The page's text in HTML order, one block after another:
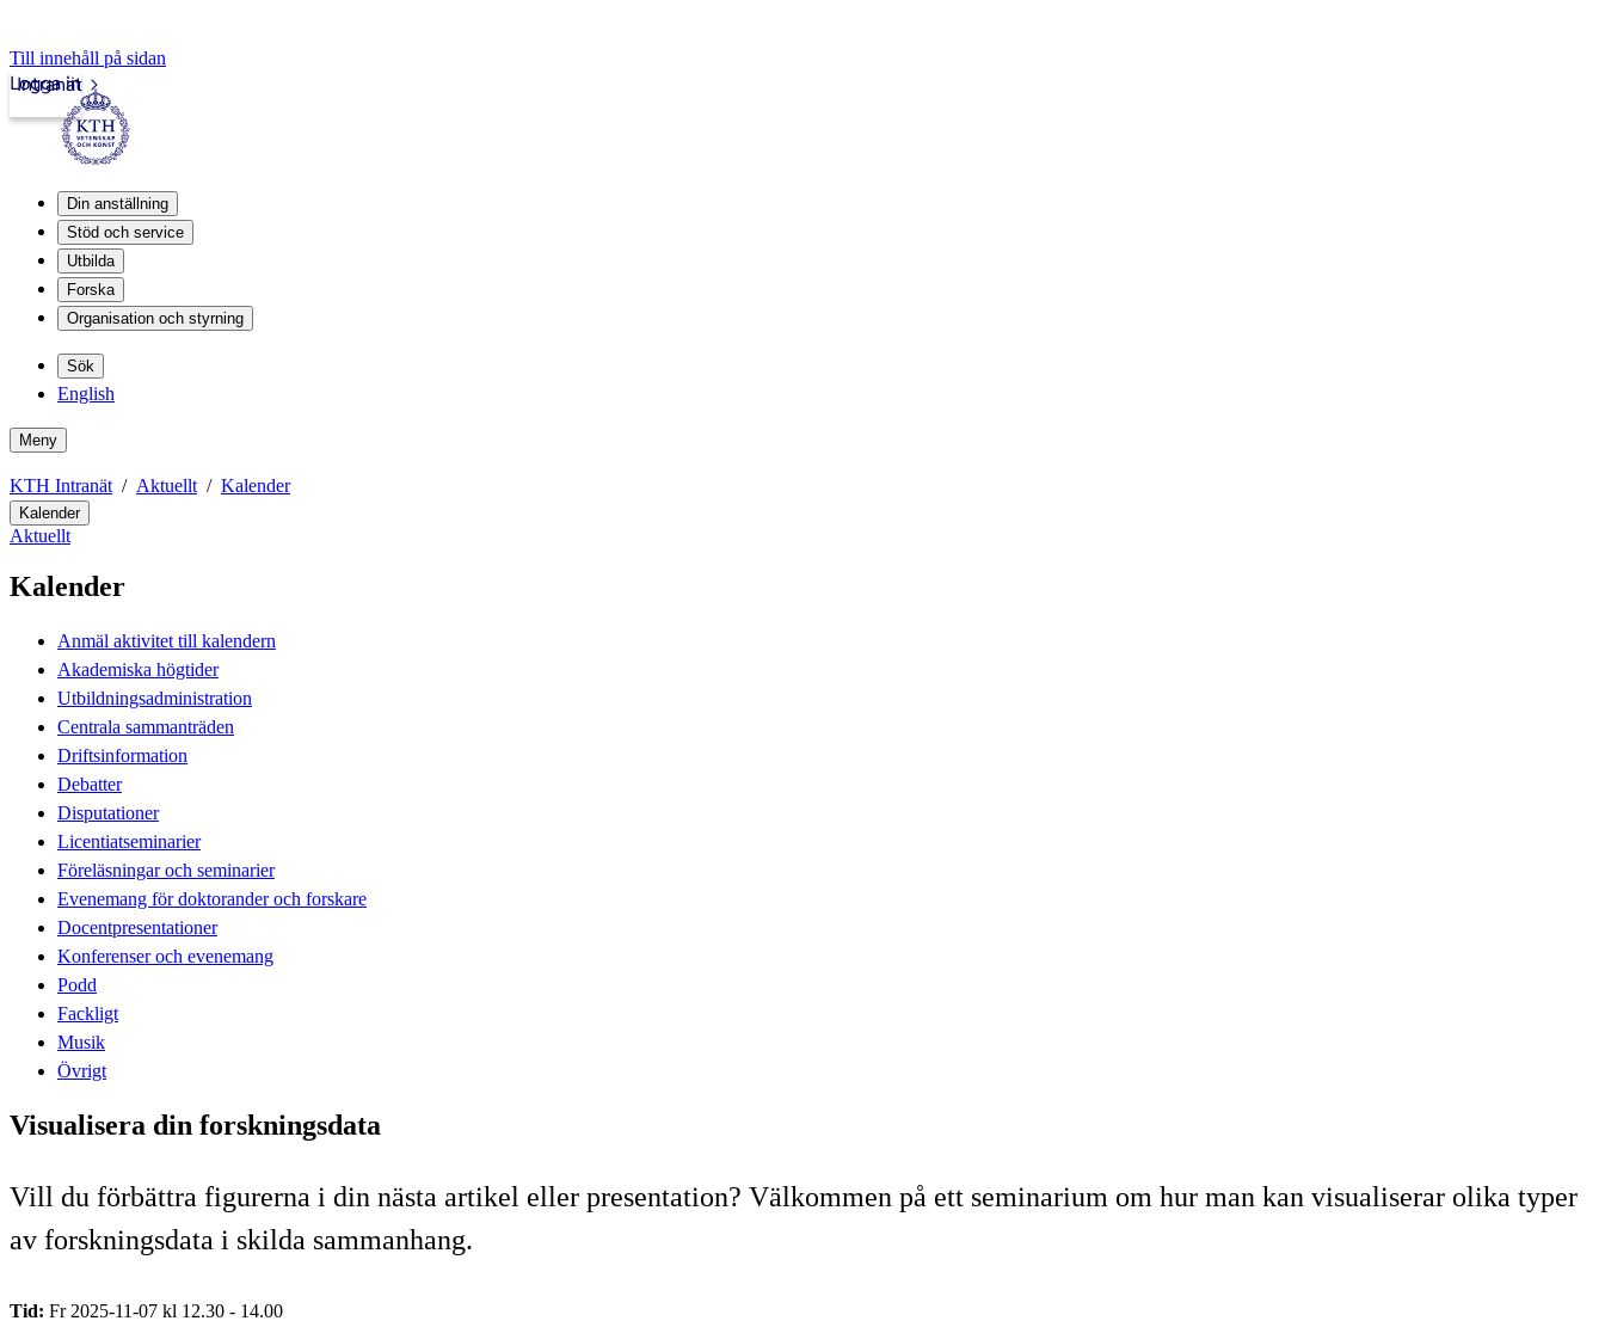
Till innehåll på sidan
Intranät
Logga in
Din anställning
Stöd och service
Utbilda
Forska
Organisation och styrning
Sök
English
Meny
KTH Intranät Aktuellt Kalender
Kalender
Aktuellt
Kalender
Anmäl aktivitet till kalendern
Akademiska högtider
Utbildningsadministration
Centrala sammanträden
Driftsinformation
Debatter
Disputationer
Licentiatseminarier
Föreläsningar och seminarier
Evenemang för doktorander och forskare
Docentpresentationer
Konferenser och evenemang
Podd
Fackligt
Musik
Övrigt
Visualisera din forskningsdata
Vill du förbättra figurerna i din nästa artikel eller presentation? Välkommen på ett seminarium om hur man kan visualiserar olika typer
av forskningsdata i skilda sammanhang.
Tid: Fr 2025-11-07 kl 12.30 - 14.00